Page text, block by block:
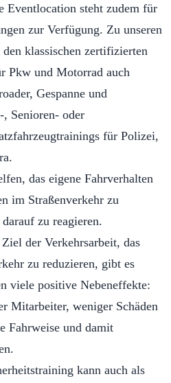
Eventlocation steht zudem für
zur Verfügung. Zu unseren
klassischen zertifizierten
Pkw und Motorrad auch
Gespanne und
Senioren- oder
für Polizei,
das eigene Fahrverhalten
im Straßenverkehr zu
zu reagieren.
der Verkehrsarbeit, das
zu reduzieren, gibt es
viele positive Nebeneffekte:
Mitarbeiter, weniger Schäden
Fahrweise und damit
kann auch als